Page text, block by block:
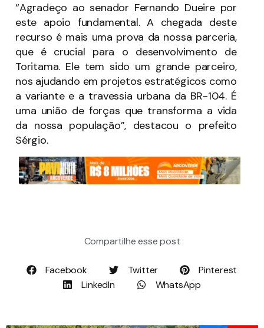
“Agradeço ao senador Fernando Dueire por
este apoio fundamental. A chegada deste
recurso é mais uma prova da nossa parceria,
que é crucial para o desenvolvimento de
Toritama. Ele tem sido um grande parceiro,
nos ajudando em projetos estratégicos como
a variante e a travessia urbana da BR-104. É
uma união de forças que transforma a vida
da nossa população”, destacou o prefeito
Sérgio.
Compartilhe esse post
Facebook Twitter
Pinterest
LinkedIn
WhatsApp